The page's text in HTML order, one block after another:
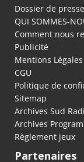
Dossier de presse
QUI SOMMES-
Comment nous
Publicité
Mentions Légales
CGU
Politique de
Sitemap
Archives Sud
Archives
Règlement jeux
Partenaires